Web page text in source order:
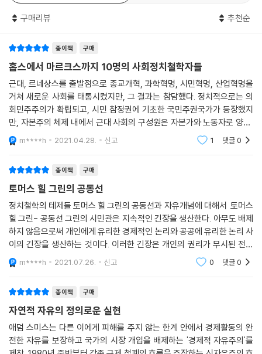
리 사회를 성찰하는 데 길잡이 역할을 할 수 있다. 여전히 우리는 이들이 제
기했던 문제 틀에서 크게 벗어나 있지 못하기 때문이다.
■ 자유의 권리를 어떻게 보장할 것인가?
- 근대 사회정치철학자들의 문제설정
『근대 사회정치철학의 테제들』은 홉스에서 마르크스에 이르는 10명의 근
대 사회정치철학자들을 다루면서 그들이 만든 사상의 지형도를 한눈에 보
여준다. 이들 근대 철학자를 관통하는 하나의 문제가 있다면, 그것은 곧 ‘자
유’의 문제이다. 국가로부터 개인의 자유와 권리를 획득하는 일, 사회의 억
압과 습속에서 벗어나는 일, 불평등한 사회정치 구조로부터 해방되는 일
괴하고 정치적 자유주의, 경제적 자본주의, 문화적 개인주의라는 세 가지
이념에 기초한 근대 사회가 형성된 것은 바로 그와 같은 ‘자유의 권리’에 대
한 희망에서 비롯된 것이었다.
이렇듯 ‘근대 사회의 일원으로서 개인에게 자유란 무엇이며 어떻게 각 개
인에게 자유가 보장될 수 있는가’라는 질문은 근대 사회정치철학을 가로지
르는 핵심 물음이지만, 이 책은 한 발 더 나아가 이 동일한 물음에 대해서
살펴본다. 봉건적 신분사회의 붕괴 이후에 등장한 근대 사회는 한편으로
박 없는 자유는 도리어 고립되고 원자화된 개인들의 파편화를 불러오기도
했다. 이는 근대 사회의 고유한 사회 문제를 만들어냈으며, 철학자들은 이
위험에 대처하기 위한 해법을 제각기 발전시켰다.
구매리뷰 추천순
종이책 구매
홉스에서 마르크스까지 10명의 사회정치철학자들
근대, 르네상스를 출발점으로 종교개혁, 과학혁명, 시민혁명, 산업혁명을
거쳐 새로운 사회를 태통시켰지만, 그 결과는 참담했다. 정치적으로는 의
회민주주의가 확립되고, 시민 참정권에 기초한 국민주권국가가 등장했지
만, 자본주의 체제 내에서 근대 사회의 구성원은 자본가와 노동자로 양분,
경제적 불평등이 확대되고 착취와 억압도 가속돼, 근대국가에서 제국주의
로 변질, 서구사회
m****h 2021.04.28. 신고 1 댓글0
종이책 구매
토머스 힐 그린의 공동선
정치철학의 테제들 토머스 힐 그린의 공동선과 자유개념에 대해서 토머스
힐 그린- 공동선 그린의 시민관은 지속적인 긴장을 생산한다. 아무도 배제
하지 않음으로써 개인에게 유리한 경제적인 논리와 공공에 유리한 논리 사
이의 긴장을 생산하는 것이다. 이러한 긴장은 개인의 권리가 무시된 전체
주의 사회에 대한 경계, 그리고 개인의 권리가 매몰된 자유지상주의에 대
한 경계를 모
m****h 2021.07.26. 신고 0 댓글0
종이책 구매
자연적 자유의 정의로운 실현
애덤 스미스는 다른 이에게 피해를 주지 않는 한계 안에서 경제활동의 완
전한 자유를 보장하고 국가의 시장 개입을 배제하는 '경제적 자유주의'를